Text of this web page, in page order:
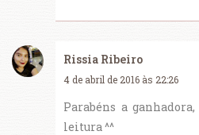
Rissia Ribeiro
4 de abril de 2016 às 22:26
Parabéns a
leitura ^^